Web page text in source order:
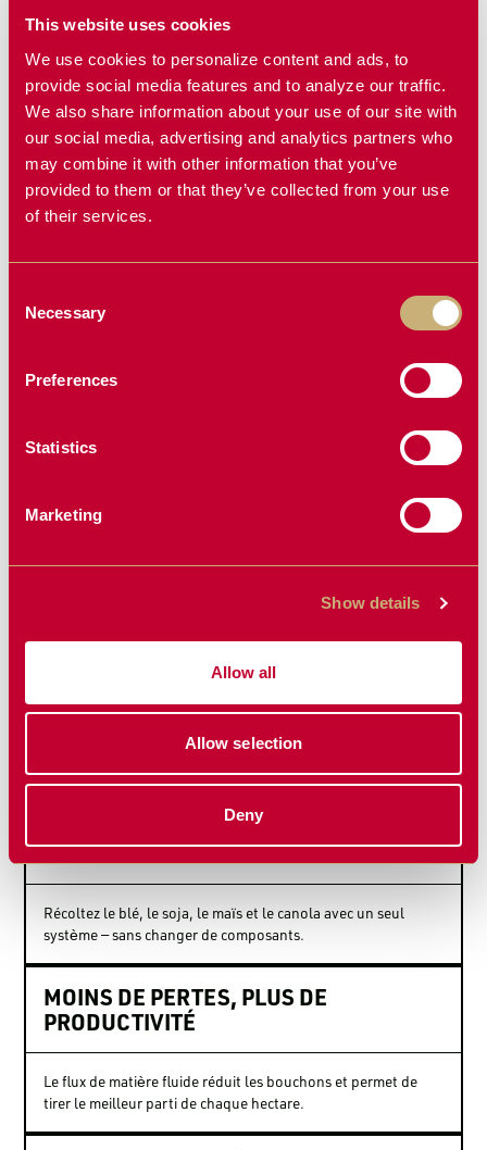
This website uses cookies
We use cookies to personalize content and ads, to
provide social media features and to analyze our traffic.
We also share information about your use of our site with
our social media, advertising and analytics partners who
may combine it with other information that you’ve
provided to them or that they’ve collected from your use
of their services.
Selection
Necessary
Preferences
Statistics
Marketing
Show details
Allow all
Allow selection
Deny
EFFICACITÉ DE BATTAGE MAXIMALE
Le design exclusif cible les zones d’impact les plus intenses
POLYVALENCE POUR PLUSIEURS
CULTURES
Récoltez le blé, le soja, le maïs et le canola avec un seul
système — sans changer de composants.
MOINS DE PERTES, PLUS DE
PRODUCTIVITÉ
Le flux de matière fluide réduit les bouchons et permet de
tirer le meilleur parti de chaque hectare.